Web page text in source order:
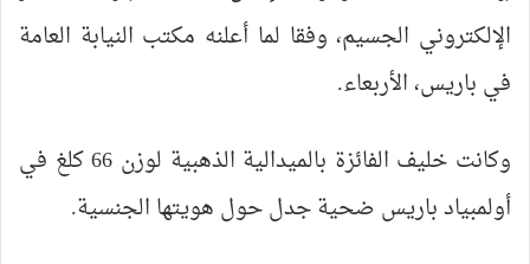
الإلكتروني الجسيم، وفقا لما أعلنه مكتب النيابة العامة
في باريس، الأربعاء.
وكانت خليف الفائزة بالميدالية الذهبية لوزن 66 كلغ في
أولمبياد باريس ضحية جدل حول هويتها الجنسية.